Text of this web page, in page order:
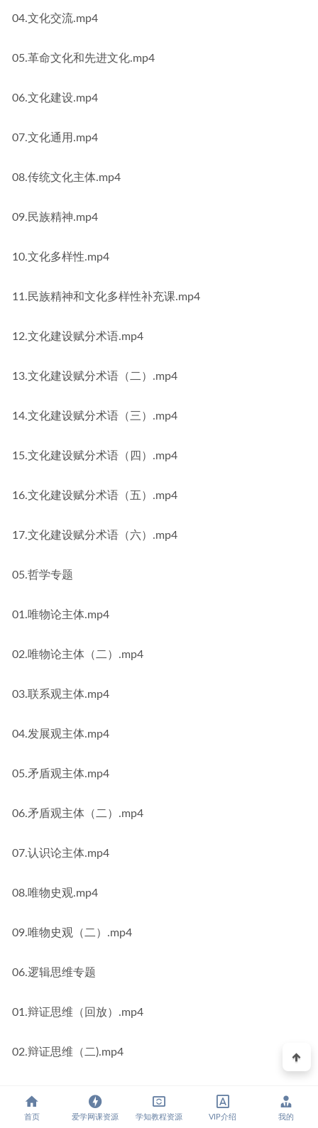
04.文化交流.mp4
05.革命文化和先进文化.mp4
06.文化建设.mp4
07.文化通用.mp4
08.传统文化主体.mp4
09.民族精神.mp4
10.文化多样性.mp4
11.民族精神和文化多样性补充课.mp4
12.文化建设赋分术语.mp4
13.文化建设赋分术语（二）.mp4
14.文化建设赋分术语（三）.mp4
15.文化建设赋分术语（四）.mp4
16.文化建设赋分术语（五）.mp4
17.文化建设赋分术语（六）.mp4
05.哲学专题
01.唯物论主体.mp4
02.唯物论主体（二）.mp4
03.联系观主体.mp4
04.发展观主体.mp4
05.矛盾观主体.mp4
06.矛盾观主体（二）.mp4
07.认识论主体.mp4
08.唯物史观.mp4
09.唯物史观（二）.mp4
06.逻辑思维专题
01.辩证思维（回放）.mp4
02.辩证思维（二).mp4
首页 爱学网课资源 学知教程资源 VIP介绍 我的